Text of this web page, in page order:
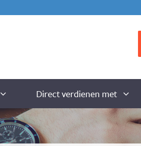
Direct verdienen met